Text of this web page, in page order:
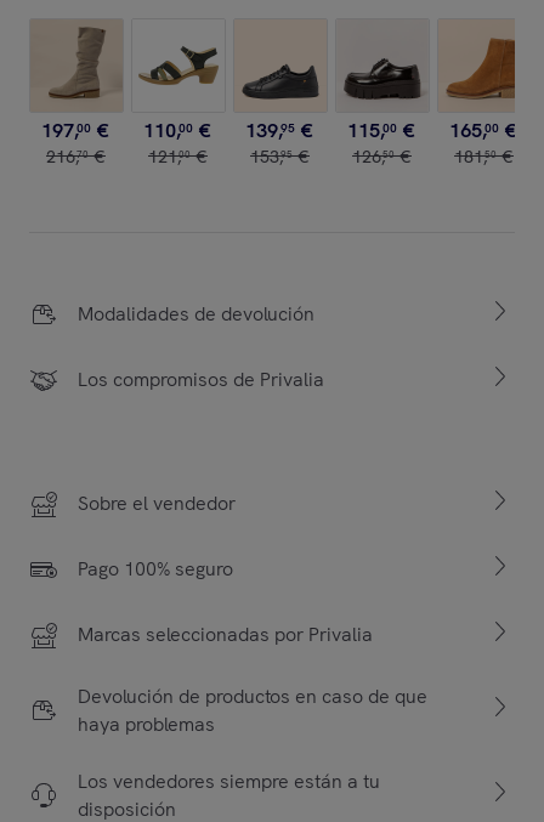
197,00 €
216,70 €
110,00 €
121,00 €
139,95 €
153,95 €
115,00 €
126,50 €
165,00 €
181,50 €
Modalidades de devolución
Los compromisos de Privalia
Sobre el vendedor
Pago 100% seguro
Marcas seleccionadas por Privalia
Devolución de productos en caso de que
haya problemas
Los vendedores siempre están a tu
disposición